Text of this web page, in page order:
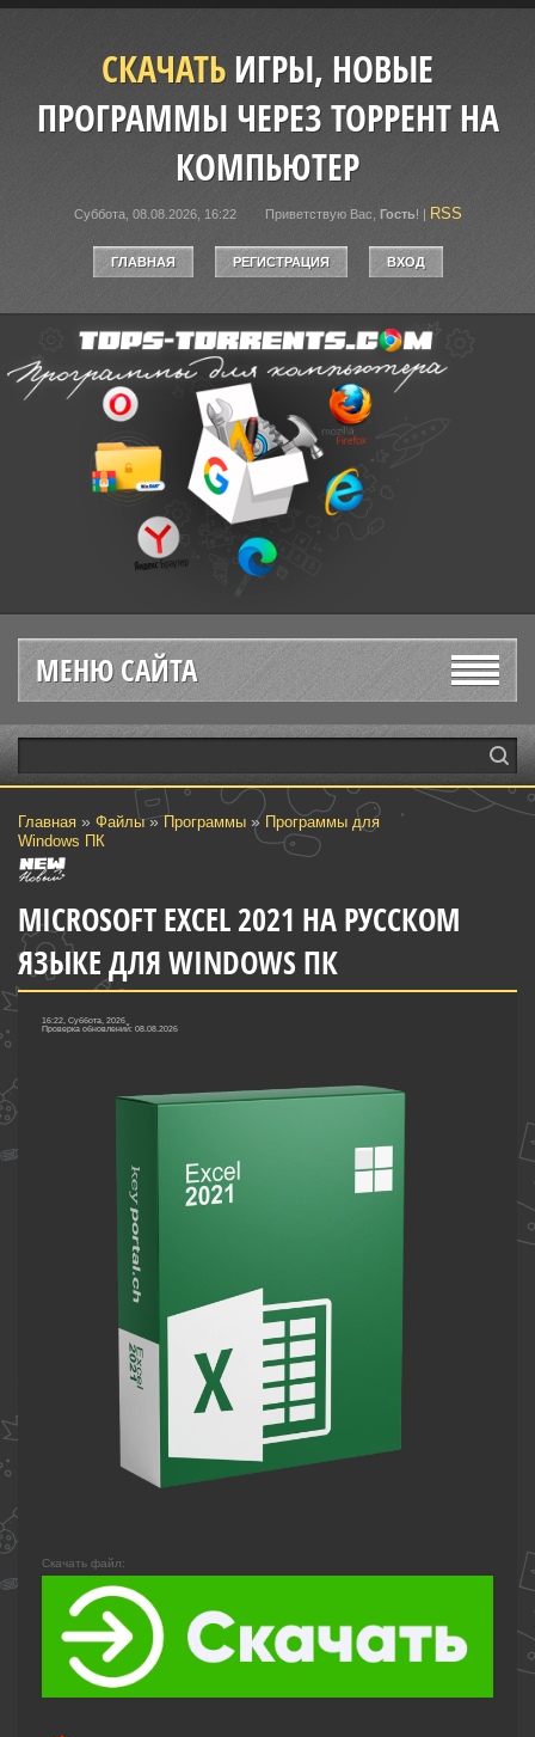
СКАЧАТЬИГРЫ, НОВЫЕ
ПРОГРАММЫ ЧЕРЕЗ ТОРРЕНТ НА
КОМПЬЮТЕР
Суббота, 08.08.2026, 16:22 Приветствую Вас Гость! | RSS
ГЛАВНАЯ РЕГИСТРАЦИЯ ВХОД
МЕНЮ САЙТА
Главная » Файлы»Программы » Программы для
Windows ПК
MICROSOFT EXCEL 2021 НА РУССКОМ
ЯЗЫКЕ ДЛЯ WINDOWS ПК
16:22, Суббота, 2026
Проверка обновлений: 08.08.2026
Скачать файл: